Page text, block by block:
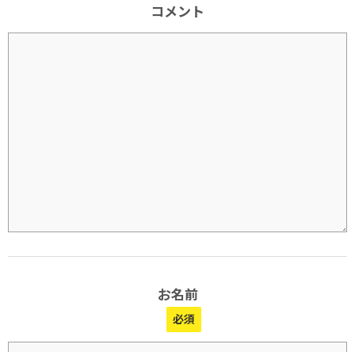
コメント
お名前